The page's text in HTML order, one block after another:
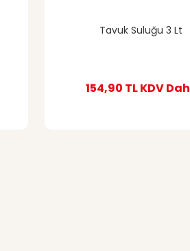
Tavuk Suluğu 3 Lt
154,90 TLKDV